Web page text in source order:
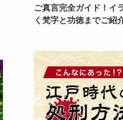
ご真言完全ガイド！イ
く梵字と功徳までご紹